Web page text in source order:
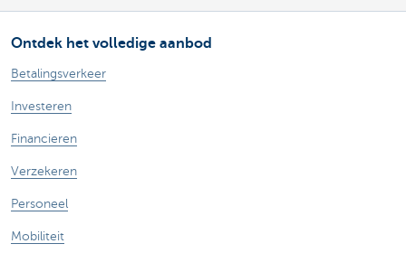
Ontdek het volledige aanbod
Betalingsverkeer
Investeren
Financieren
Verzekeren
Personeel
Mobiliteit